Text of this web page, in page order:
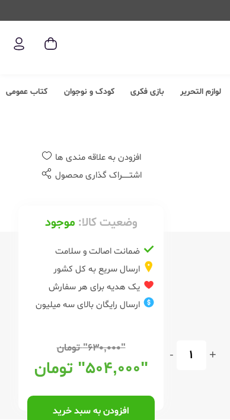
لوازم التحریر بازی فکری کودک و نوجوان کتاب عمومی
+
-
افزودن به علاقه مندی ها
اشتــــــراک گذاری محصول
وضعیت کالا: موجود
ضمانت اصالت و سلامت
ارسال سریع به کل کشور
یک هدیه برای هر سفارش
ارسال رایگان بالای سه میلیون
"۶۳۰,۰۰۰" تومان
"۵۰۴,۰۰۰" تومان
افزودن به سبد خرید